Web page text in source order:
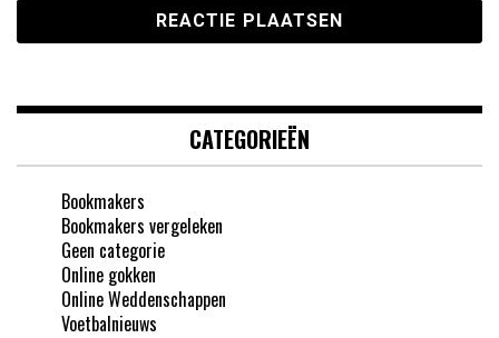
CATEGORIEËN
Bookmakers
Bookmakers vergeleken
Geen categorie
Online gokken
Online Weddenschappen
Voetbalnieuws